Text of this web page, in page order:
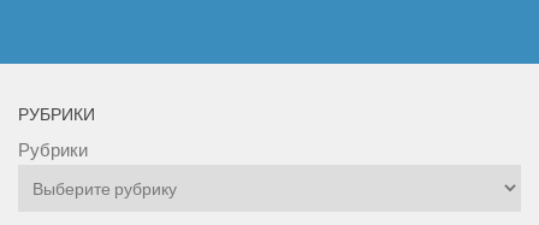
РУБРИКИ
Рубрики